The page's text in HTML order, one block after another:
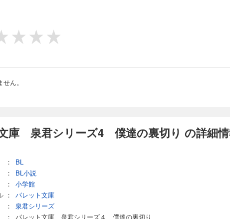
ん。
庫 泉君シリーズ4 僕達の裏切り の詳細
：
BL
：
BL小説
：
小学館
：
パレット文庫
：
泉君シリーズ
：
パレット文庫 泉君シリーズ４ 僕達の裏切り